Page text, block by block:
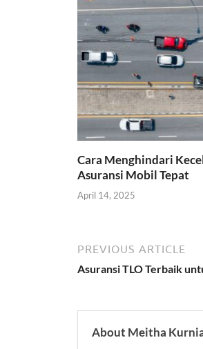
Cara Menghindari
Asuransi Mobil Tepat
April 14, 2025
PREVIOUS ARTICLE
Asuransi TLO Terbaik
About Meitha